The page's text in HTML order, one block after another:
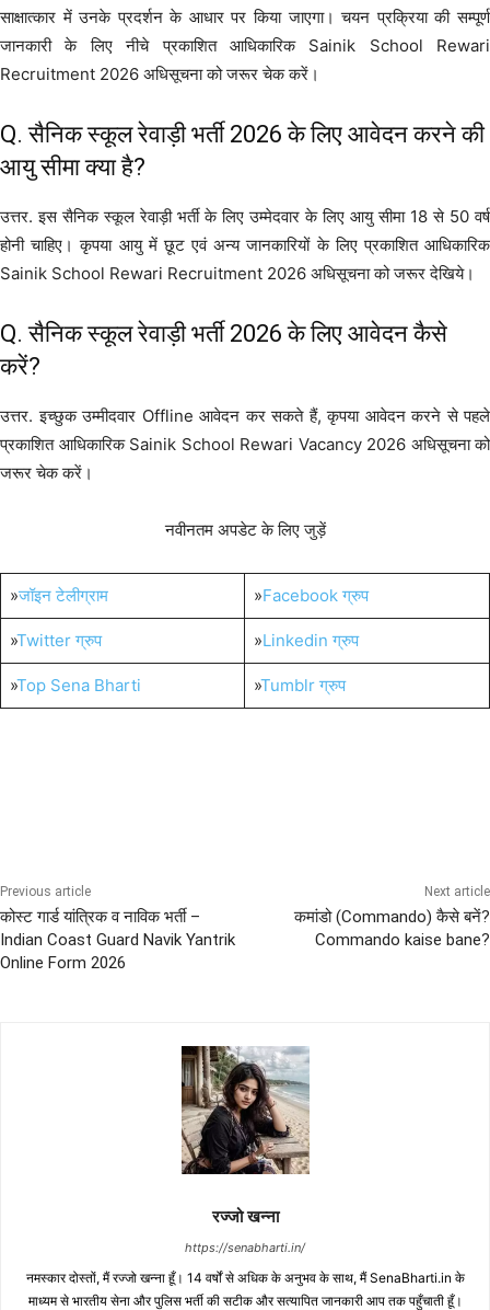
साक्षात्कार में उनके प्रदर्शन के आधार पर किया जाएगा। चयन प्रक्रिया की सम्पूर्ण
जानकारी के लिए नीचे प्रकाशित आधिकारिक Sainik School Rewari
Recruitment 2026 अधिसूचना को जरूर चेक करें।
Q. सैनिक स्कूल रेवाड़ी भर्ती 2026 के लिए आवेदन करने की
आयु सीमा क्या है?
उत्तर. इस सैनिक स्कूल रेवाड़ी भर्ती के लिए उम्मेदवार के लिए आयु सीमा 18 से 50 वर्ष
होनी चाहिए। कृपया आयु में छूट एवं अन्य जानकारियों के लिए प्रकाशित आधिकारिक
Sainik School Rewari Recruitment 2026 अधिसूचना को जरूर देखिये।
Q. सैनिक स्कूल रेवाड़ी भर्ती 2026 के लिए आवेदन कैसे
करें?
उत्तर. इच्छुक उम्मीदवार Offline आवेदन कर सकते हैं, कृपया आवेदन करने से पहले
प्रकाशित आधिकारिक Sainik School Rewari Vacancy 2026 अधिसूचना को
जरूर चेक करें।
नवीनतम अपडेट के लिए जुड़ें
»जॉइन टेलीग्राम »Facebook ग्रुप
»Twitter ग्रुप »Linkedin ग्रुप
»Top Sena Bharti »Tumblr ग्रुप
Previous article
कोस्ट गार्ड यांत्रिक व नाविक भर्ती –
Indian Coast Guard Navik Yantrik
Online Form 2026
Next article
कमांडो (Commando) कैसे बनें?
Commando kaise bane?
रज्जो खन्ना
https://senabharti.in/
नमस्कार दोस्तों, मैं रज्जो खन्ना हूँ। 14 वर्षों से अधिक के अनुभव के साथ, मैं SenaBharti.in के
माध्यम से भारतीय सेना और पुलिस भर्ती की सटीक और सत्यापित जानकारी आप तक पहुँचाती हूँ।